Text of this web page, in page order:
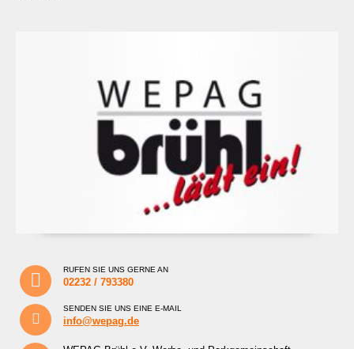
RUFEN SIE UNS GERNE AN
02232 / 793380
SENDEN SIE UNS EINE E-MAIL
info@wepag.de